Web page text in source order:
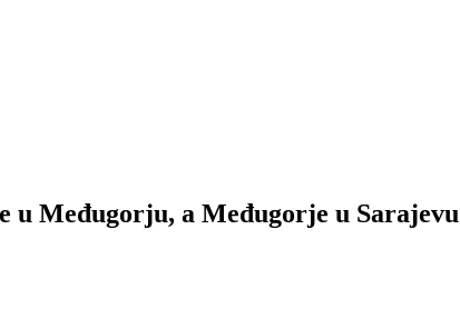
u Međugorju, a Međugorje u Sarajevu